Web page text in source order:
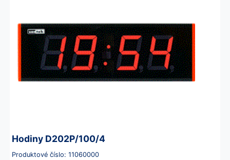
Hodiny D202P/100/4
Produktové číslo: 11060000